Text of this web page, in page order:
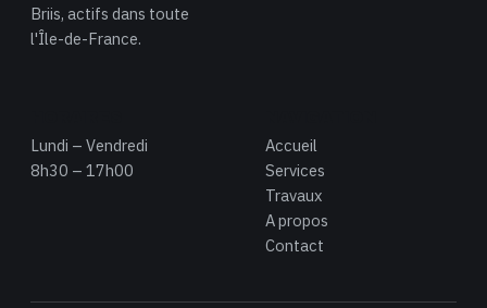
Briis, actifs dans toute
l'Île-de-France.
Lundi – Vendredi
8h30 – 17h00
Accueil
Services
Travaux
A propos
Contact